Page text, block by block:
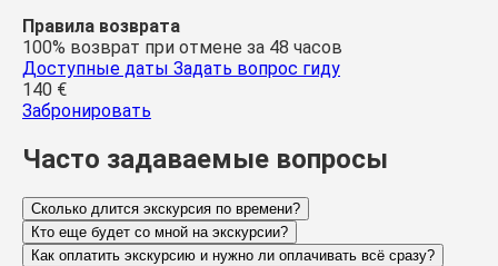
Правила возврата
100% возврат при отмене за 48 часов
Доступные даты Задать вопрос гиду
140 €
Забронировать
Часто задаваемые вопросы
Сколько длится экскурсия по времени?
Кто еще будет со мной на экскурсии?
Как оплатить экскурсию и нужно ли оплачивать всё сразу?